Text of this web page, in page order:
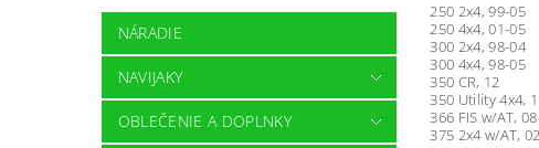
NÁRADIE
NAVIJAKY
OBLEČENIE A DOPLNKY
250 2x4, 99-05
250 4x4, 01-05
300 2x4, 98-04
300 4x4, 98-05
350 CR, 12
350 Utility 4x4,
366 FIS w/AT,
375 2x4 w/AT, 02